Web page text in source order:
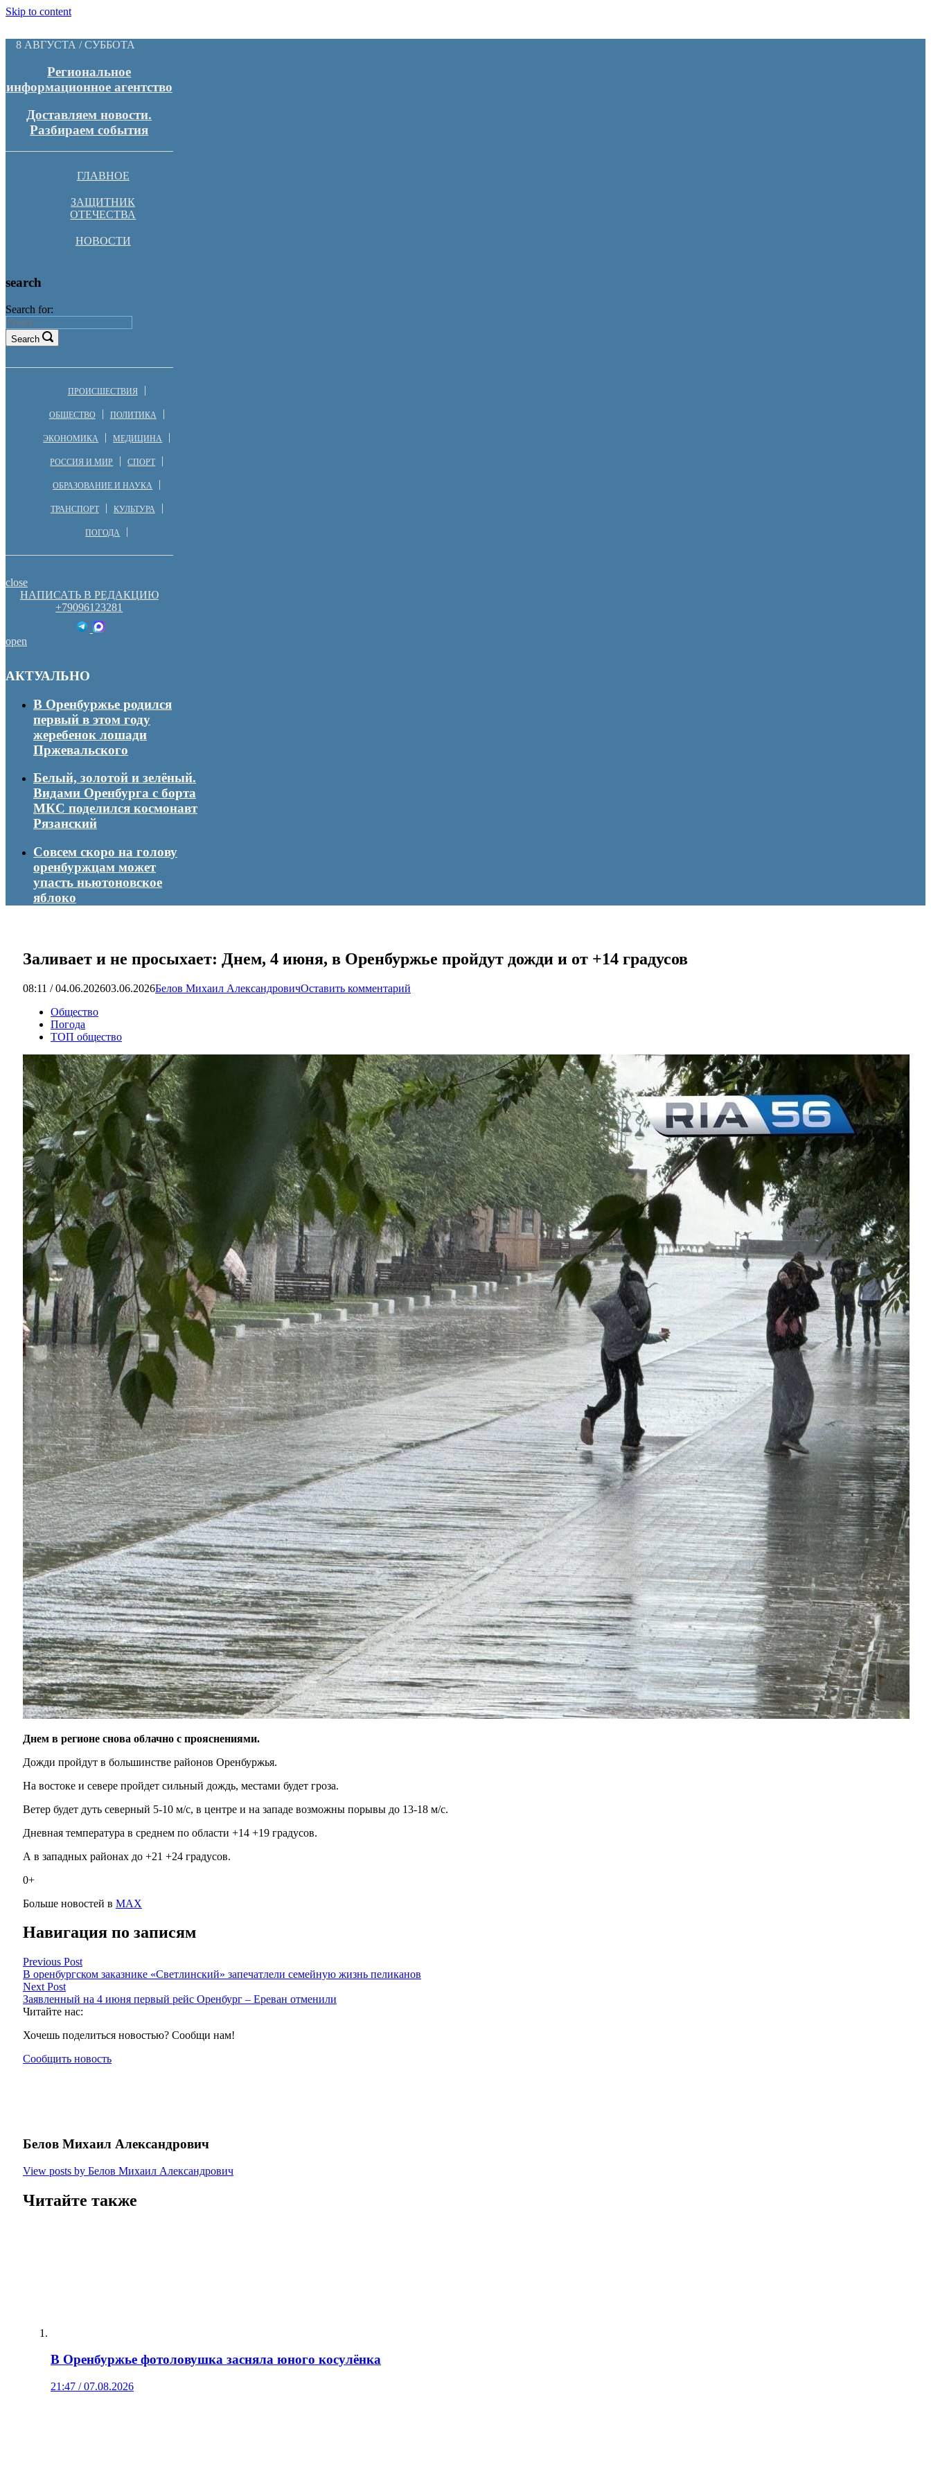
Skip to content
8 АВГУСТА / СУББОТА
Региональное
информационное агентство
Доставляем новости.
Разбираем события
ГЛАВНОЕ
ЗАЩИТНИК
ОТЕЧЕСТВА
НОВОСТИ
search
Search for:
Search
ПРОИСШЕСТВИЯ
ОБЩЕСТВО ПОЛИТИКА
ЭКОНОМИКА МЕДИЦИНА
РОССИЯ И МИР СПОРТ
ОБРАЗОВАНИЕ И НАУКА
ТРАНСПОРТ КУЛЬТУРА
ПОГОДА
close
НАПИСАТЬ В РЕДАКЦИЮ
+79096123281
open
АКТУАЛЬНО
В Оренбуржье родился
первый в этом году
жеребенок лошади
Пржевальского
Белый, золотой и зелёный.
Видами Оренбурга с борта
МКС поделился космонавт
Рязанский
Совсем скоро на голову
оренбуржцам может
упасть ньютоновское
яблоко
Заливает и не просыхает: Днем, 4 июня, в Оренбуржье пройдут дожди и от +14 градусов
08:11 / 04.06.202603.06.2026Белов Михаил АлександровичОставить комментарий
Общество
Погода
ТОП общество
Днем в регионе снова облачно с прояснениями.
Дожди пройдут в большинстве районов Оренбуржья.
На востоке и севере пройдет сильный дождь, местами будет гроза.
Ветер будет дуть северный 5-10 м/с, в центре и на западе возможны порывы до 13-18 м/с.
Дневная температура в среднем по области +14 +19 градусов.
А в западных районах до +21 +24 градусов.
0+
Больше новостей в МАХ
Навигация по записям
Previous Post
В оренбургском заказнике «Светлинский» запечатлели семейную жизнь пеликанов
Next Post
Заявленный на 4 июня первый рейс Оренбург – Ереван отменили
Читайте нас:
Хочешь поделиться новостью? Сообщи нам!
Сообщить новость
Белов Михаил Александрович
View posts by Белов Михаил Александрович
Читайте также
В Оренбуржье фотоловушка засняла юного косулёнка
21:47 / 07.08.2026